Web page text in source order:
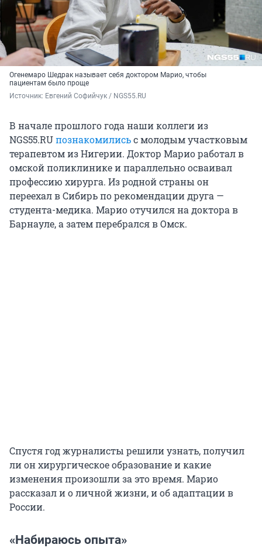
Огенемаро Шедрак называет себя доктором Марио, чтобы
пациентам было проще
Источник: Евгений Софийчук / NGS55.RU
В начале прошлого года наши коллеги из
NGS55.RUпознакомилисьс молодым участковым
терапевтом из Нигерии. Доктор Марио работал в
омской поликлинике и параллельно осваивал
профессию хирурга. Из родной страны он
переехал в Сибирь по рекомендации друга —
студента-медика. Марио отучился на доктора в
Барнауле, а затем перебрался в Омск.
Спустя год журналисты решили узнать, получил
ли он хирургическое образование и какие
изменения произошли за это время. Марио
рассказал и о личной жизни, и об адаптации в
России.
«Набираюсь опыта»